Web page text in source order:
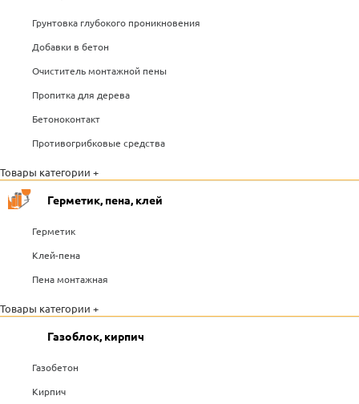
Грунтовка глубокого проникновения
Добавки в бетон
Очиститель монтажной пены
Пропитка для дерева
Бетоноконтакт
Противогрибковые средства
Товары категории +
Герметик, пена, клей
Герметик
Клей-пена
Пена монтажная
Товары категории +
Газоблок, кирпич
Газобетон
Кирпич